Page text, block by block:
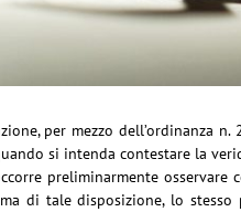
per mezzo dell’ordinanza
si intenda contestare la
preliminarmente
di tale disposizione, lo